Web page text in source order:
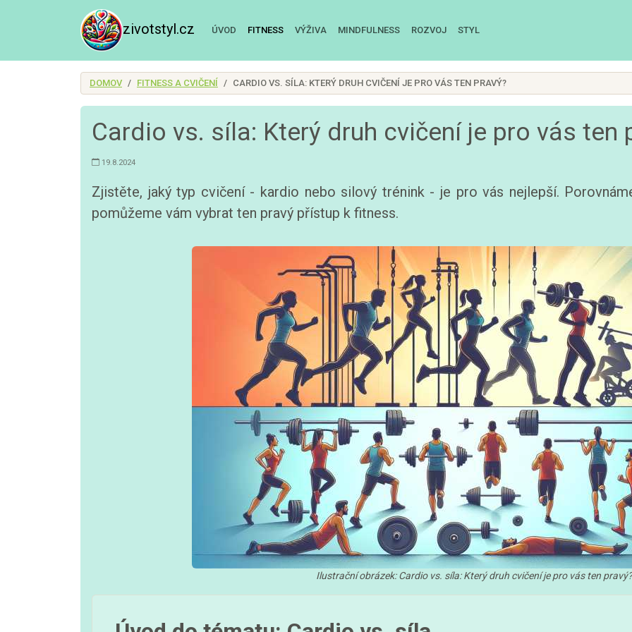
zivotstyl.cz ÚVOD FITNESS VÝŽIVA MINDFULNESS ROZVOJ STYL
DOMOV FITNESS A CVIČENÍ CARDIO VS. SÍLA: KTERÝ DRUH CVIČENÍ JE PRO VÁS TEN PRAVÝ?
Cardio vs. síla: Který druh cvičení je pro vás ten
19.8.2024
Zjistěte, jaký typ cvičení - kardio nebo silový trénink - je pro vás nejlepší.
pomůžeme vám vybrat ten pravý přístup k fitness.
Ilustrační obrázek: Cardio vs. síla: Který druh cvičení je pro vás ten pravý?